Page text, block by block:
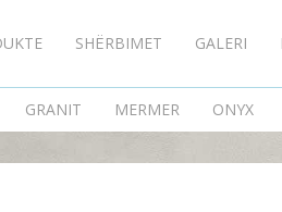
SHËRBIMET GALERI
GRANIT MERMER ONYX